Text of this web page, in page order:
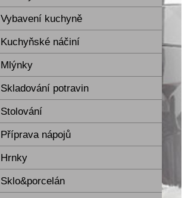
Vybavení kuchyně
Kuchyňské náčiní
Mlýnky
Skladování potravin
Stolování
Příprava nápojů
Hrnky
Sklo&porcelán